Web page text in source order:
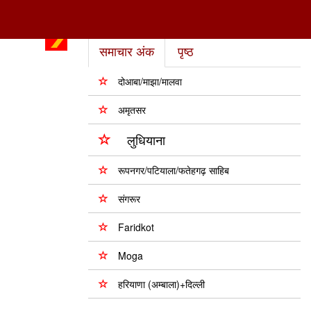
समाचार अंक पृष्ठ
दोआबा/माझा/मालवा
अमृतसर
लुधियाना
रूपनगर/पटियाला/फतेहगढ़ साहिब
संगरूर
Faridkot
Moga
हरियाणा (अम्बाला)+दिल्ली